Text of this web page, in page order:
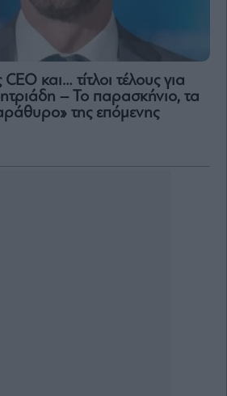
και… τίτλοι τέλους για
– Το παρασκήνιο, τα
της επόμενης